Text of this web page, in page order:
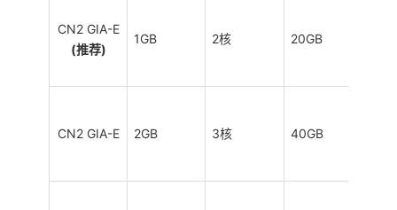
CN2 GIA-E
(推荐)
1GB 2核 20GB
CN2 GIA-E 2GB 3核 40GB